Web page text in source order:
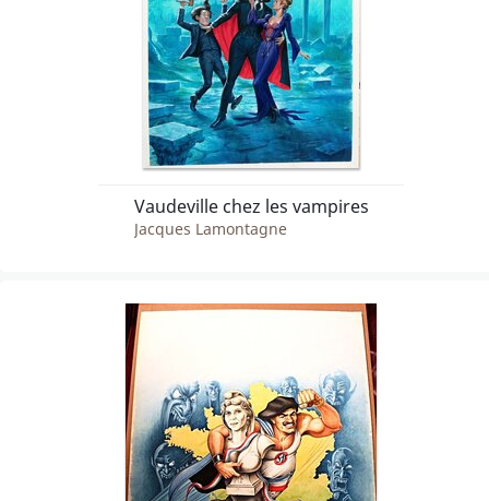
Vaudeville chez les vampires
Jacques Lamontagne